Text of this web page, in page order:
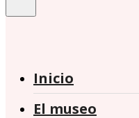
Inicio
El museo